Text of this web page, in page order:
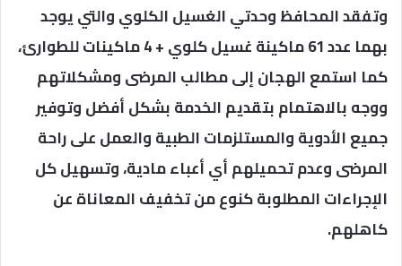
وتفقد المحافظ وحدتي الغسيل الكلوي والتي يوجد
بهما عدد 61 ماكينة غسيل كلوي + 4 ماكينات للطوارئ،
كما استمع الهجان إلى مطالب المرضى ومشكلاتهم
ووجه بالاهتمام بتقديم الخدمة بشكل أفضل وتوفير
جميع الأدوية والمستلزمات الطبية والعمل على راحة
المرضى وعدم تحميلهم أي أعباء مادية، وتسهيل كل
الإجراءات المطلوبة كنوع من تخفيف المعاناة عن
كاهلهم.